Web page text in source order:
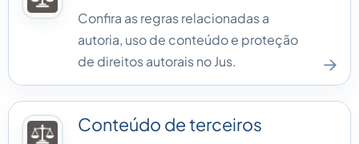
Confira as regras relacionadas a
autoria, uso de conteúdo e proteção
de direitos autorais no Jus.
→
Conteúdo de terceiros